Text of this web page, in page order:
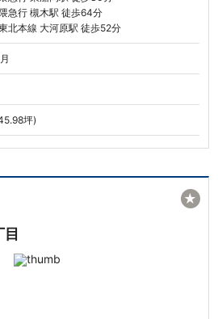
急行 槻木駅 徒歩64分
北本線 大河原駅 徒歩52分
坪)
★